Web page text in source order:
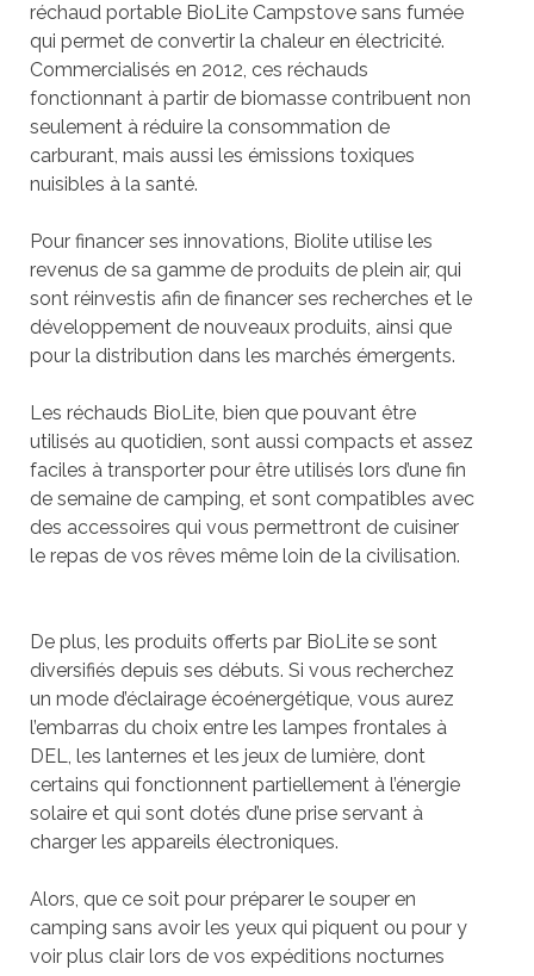
réchaud portable BioLite Campstove sans fumée
qui permet de convertir la chaleur en électricité.
Commercialisés en 2012, ces réchauds
fonctionnant à partir de biomasse contribuent non
seulement à réduire la consommation de
carburant, mais aussi les émissions toxiques
nuisibles à la santé.
Pour financer ses innovations, Biolite utilise les
revenus de sa gamme de produits de plein air, qui
sont réinvestis afin de financer ses recherches et le
développement de nouveaux produits, ainsi que
pour la distribution dans les marchés émergents.
Les réchauds BioLite, bien que pouvant être
utilisés au quotidien, sont aussi compacts et assez
faciles à transporter pour être utilisés lors d’une fin
de semaine de camping, et sont compatibles avec
des accessoires qui vous permettront de cuisiner
le repas de vos rêves même loin de la civilisation.
De plus, les produits offerts par BioLite se sont
diversifiés depuis ses débuts. Si vous recherchez
un mode d’éclairage écoénergétique, vous aurez
l’embarras du choix entre les lampes frontales à
DEL, les lanternes et les jeux de lumière, dont
certains qui fonctionnent partiellement à l’énergie
solaire et qui sont dotés d’une prise servant à
charger les appareils électroniques.
Alors, que ce soit pour préparer le souper en
camping sans avoir les yeux qui piquent ou pour y
voir plus clair lors de vos expéditions nocturnes